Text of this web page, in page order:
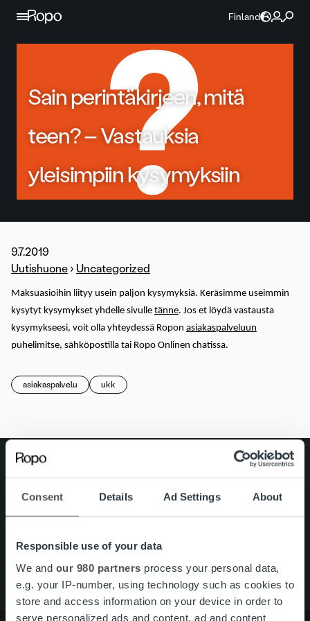
Consent Details Ad Settings About
Responsible use of your data
We and our 980 partners process your personal data,
e.g. your IP-number, using technology such as cookies to
store and access information on your device in order to
serve personalized ads and content, ad and content
Jatka sisältöön
Finland
Sain perintäkirjeen, mitä
teen? – Vastauksia
yleisimpiin kysymyksiin
9.7.2019
Uutishuone › Uncategorized
Maksuasioihin liityy usein paljon kysymyksiä. Keräsimme useimmin
kysytyt kysymykset yhdelle sivulle tänne. Jos et löydä vastausta
kysymykseesi, voit olla yhteydessä Ropon asiakaspalveluun
puhelimitse, sähköpostilla tai Ropo Onlinen chatissa.
asiakaspalvelu ukk
Pikalinkit
Yhteystiedot
Tietoa meistä
Search for: